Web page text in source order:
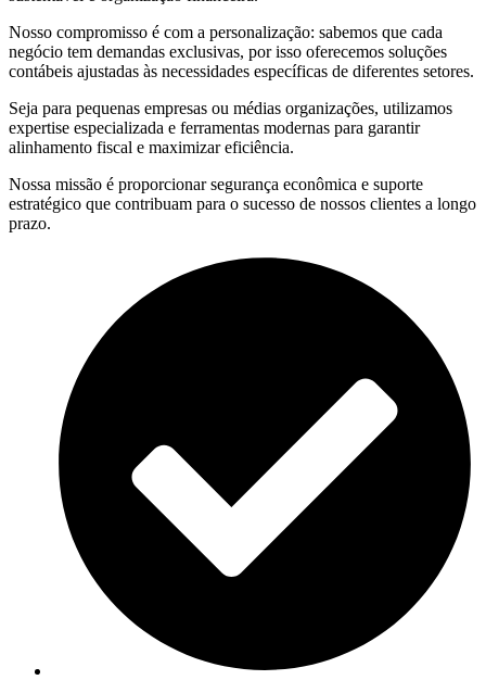
Nosso compromisso é com a personalização: sabemos que cada
negócio tem demandas exclusivas, por isso oferecemos soluções
contábeis ajustadas às necessidades específicas de diferentes setores.
Seja para pequenas empresas ou médias organizações, utilizamos
expertise especializada e ferramentas modernas para garantir
alinhamento fiscal e maximizar eficiência.
Nossa missão é proporcionar segurança econômica e suporte
estratégico que contribuam para o sucesso de nossos clientes a longo
prazo.